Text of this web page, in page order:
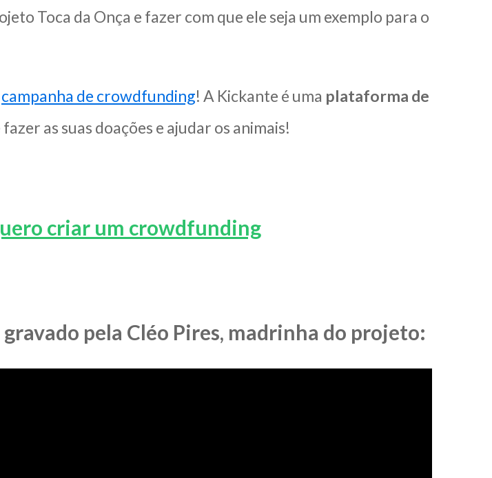
Toca da Onça e fazer com que ele seja um exemplo para o
campanha de crowdfunding! A Kickante é uma plataforma de
as suas doações e ajudar os animais!
criar um crowdfunding
pela Cléo Pires, madrinha do projeto: